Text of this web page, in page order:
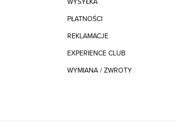
PŁATNOŚCI
REKLAMACJE
EXPERIENCE CLUB
WYMIANA / ZWROTY